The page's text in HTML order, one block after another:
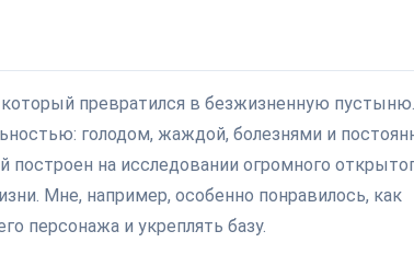
превратился в безжизненную
голодом, жаждой, болезнями и
на исследовании огромного
Мне, например, особенно понравилось, как
персонажа и укреплять базу.